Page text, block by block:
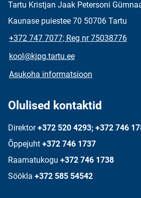
Tartu Kristjan Jaak Petersoni
Kaunase puiestee 70 50706 Tartu
+372 747 7077; Reg nr 75038776
kool@kjpg.tartu.ee
Asukoha informatsioon
Olulised kontaktid
Direktor +372 520 4293; +372 746
Õppejuht +372 746 1737
Raamatukogu +372 746 1738
Söökla +372 585 54542